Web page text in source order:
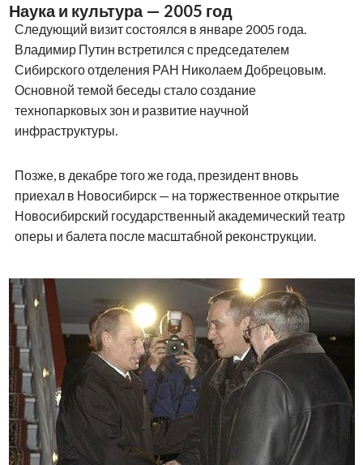
Наука и культура — 2005 год
Следующий визит состоялся в январе 2005 года.
Владимир Путин встретился с председателем
Сибирского отделения РАН Николаем Добрецовым.
Основной темой беседы стало создание
технопарковых зон и развитие научной
инфраструктуры.
Позже, в декабре того же года, президент вновь
приехал в Новосибирск — на торжественное открытие
Новосибирский государственный академический театр
оперы и балета после масштабной реконструкции.